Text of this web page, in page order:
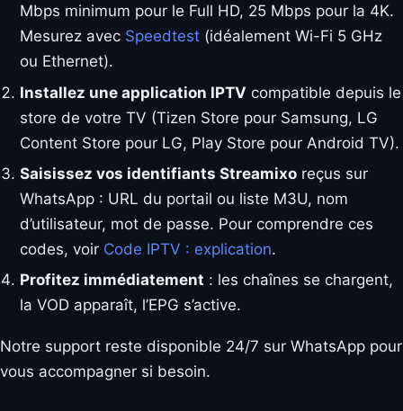
Mbps minimum pour le Full HD, 25 Mbps pour la 4K.
Mesurez avec Speedtest (idéalement Wi-Fi 5 GHz
ou Ethernet).
Installez une application IPTV compatible depuis le
store de votre TV (Tizen Store pour Samsung, LG
Content Store pour LG, Play Store pour Android TV).
Saisissez vos identifiants Streamixo reçus sur
WhatsApp : URL du portail ou liste M3U, nom
d’utilisateur, mot de passe. Pour comprendre ces
codes, voir Code IPTV : explication.
Profitez immédiatement : les chaînes se chargent,
la VOD apparaît, l’EPG s’active.
Notre support reste disponible 24/7 sur WhatsApp pour
vous accompagner si besoin.